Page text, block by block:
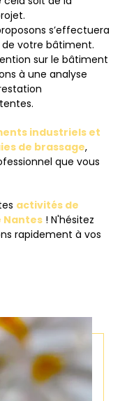
s’effectuera
de votre bâtiment.
sur le bâtiment
à une analyse
industriels et
de brassage,
que vous
activités de
Nantes ! N'hésitez
rapidement à vos